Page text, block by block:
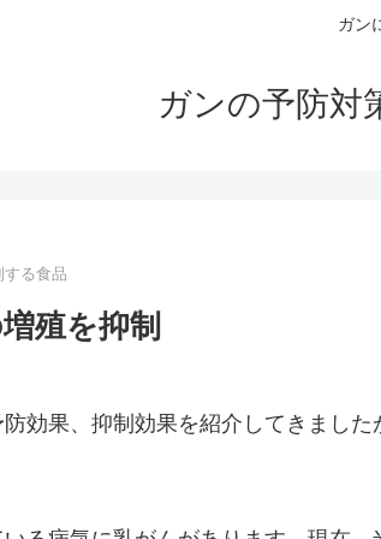
ガン
ガンの予防対
する食品
殖を抑制
効果、抑制効果を紹介してきまし